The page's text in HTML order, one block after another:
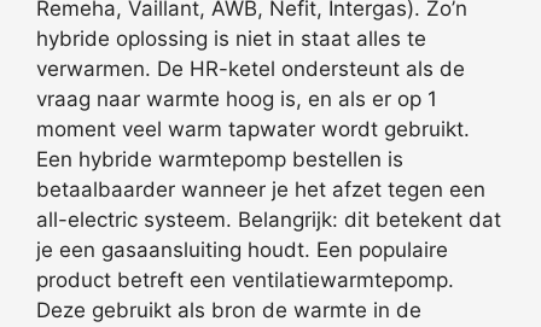
Remeha, Vaillant, AWB, Nefit, Intergas). Zo’n
hybride oplossing is niet in staat alles te
verwarmen. De HR-ketel ondersteunt als de
vraag naar warmte hoog is, en als er op 1
moment veel warm tapwater wordt gebruikt.
Een hybride warmtepomp bestellen is
betaalbaarder wanneer je het afzet tegen een
all-electric systeem. Belangrijk: dit betekent dat
je een gasaansluiting houdt. Een populaire
product betreft een ventilatiewarmtepomp.
Deze gebruikt als bron de warmte in de